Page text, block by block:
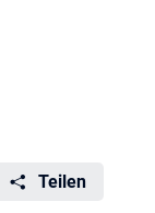
Teilen